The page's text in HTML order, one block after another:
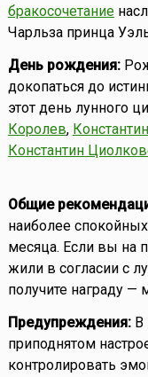
бракосочетание
Чарльза принца
День рождения:
докопаться до
этот день лунного
Королев,
Константин
Общие
наиболее
месяца. Если вы на
жили в согласии с
получите награду
Предупреждения:В
приподнятом
контролировать